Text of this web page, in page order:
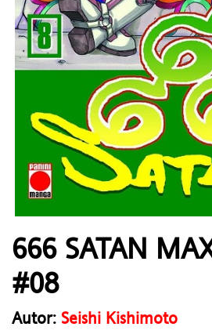
666 SATAN
#08
Autor: Seishi Kishimoto